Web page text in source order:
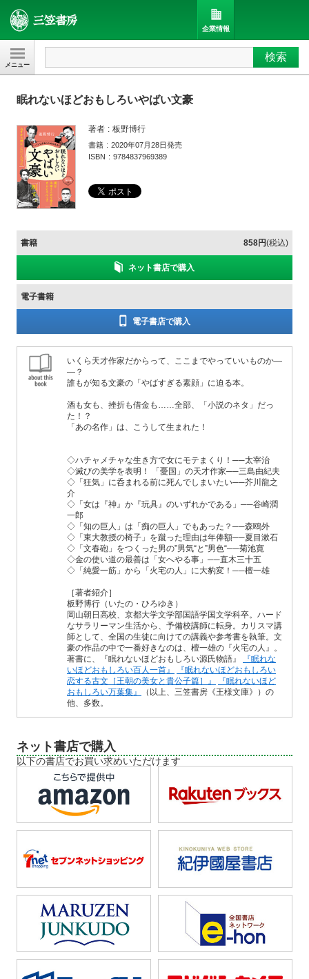
三笠書房 検索
企業情報
眠れないほどおもしろいやばい文豪
著者 板野博行
書籍
2020年07月28日発売
ISBN
9784837969389
書籍 858円(税込)
ネット書店で購入
電子書籍
電子書店で購入
いくら天才作家だからって、ここまでやっていいものか―
―？
誰もが知る文豪の「やばすぎる素顔」に迫る本。
酒も女も、挫折も借金も……全部、「小説のネタ」だっ
た！？
「あの名作」は、こうして生まれた！
◇ハチャメチャな生き方で女にモテまくり！──太宰治
◇滅びの美学を表明！ 「憂国」の天才作家──三島由紀夫
◇「狂気」に呑まれる前に死んでしまいたい──芥川龍之
介
◇「女は『神』か『玩具』のいずれかである」──谷崎潤
一郎
◇「知の巨人」は「痴の巨人」でもあった？──森鴎外
◇「東大教授の椅子」を蹴った理由は年俸額──夏目漱石
◇「文春砲」をつくった男の”男気“と”男色“──菊池寛
◇金の使い道の最善は「女へやる事」──直木三十五
◇「純愛一筋」から「火宅の人」に大豹変！──檀一雄
［著者紹介］
板野博行（いたの・ひろゆき）
岡山朝日高校、京都大学文学部国語学国文学科卒。ハード
なサラリーマン生活から、予備校講師に転身。カリスマ講
師として、全国の生徒に向けての講義や参考書を執筆。文
豪の作品の中で一番好きなのは、檀一雄の『火宅の人』。
著書に、『眠れないほどおもしろい源氏物語』
『眠れな
いほどおもしろい百人一首』
『眠れないほどおもしろい
恋する古文［王朝の美女と貴公子篇］』
『眠れないほど
おもしろい万葉集』
（以上、三笠書房《王様文庫》）の
他、多数。
ネット書店で購入
以下の書店でお買い求めいただけます